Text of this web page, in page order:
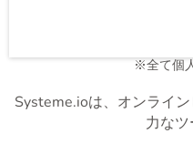
※全て個
Systeme.ioは、オンライ
力なツ